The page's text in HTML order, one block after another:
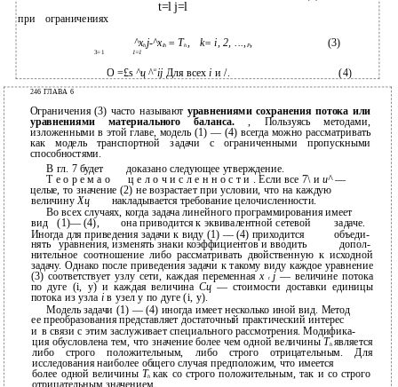
t=l j=l
при ограничениях
^xhj-^xlh = Th, k= i, 2, ...,Р, (3)
3=1 1=1
О =£s ^ц^uij Для всехi и /. (4)
246 ГЛАВА 6
Ограничения (3) часто называют уравнениями сохранения потока или
уравнениями материального баланса., Пользуясь методами,
изложенными в этой главе, модель (1) — (4) всегда можно рассматривать
как модель транспортной задачи с ограниченными пропускными
способностями.
В гл. 7 будет
доказано следующее утверждение.
Т е о р е м а о
ц е л о ч и с л е н н о с т и . Если все 7\ и и^—
целые, то значение (2) не возрастает при условии, что на каждую
величинуХц
накладывается требование целочисленности.
Во всех случаях, когда задача линейного программирования имеет
вид
(1)— (4), она приводится к эквивалентной сетевой
задаче.
Иногда для приведения задачи к виду (1) — (4) приходится
объеди-
нять
уравнения, изменять знаки коэффициентов и вводить
допол-
нительное соотношение либо рассматривать двойственную к исходной
задачу. Однако после приведения задачи к такому виду каждое уравнение
(3) соответствует узлу сети, каждая переменнаяx t j — величине потока
по дуге (i, у) и каждая величинаСц— стоимости доставки единицы
потока из узла iв узел у по дуге (i, у).
Модель задачи (1) — (4) иногда имеет несколько иной вид. Метод
ее преобразования представляет достаточный практический интерес
и в связи с этим заслуживает специального рассмотрения. Модифика-
ция обусловлена тем, что значение более чем одной величиныThявляется
либо строго положительным, либо строго отрицательным. Для
исследования наиболее общего случая предположим, что имеется
более одной величины Thкак со строго положительным, так и со строго
отрицательным значением.